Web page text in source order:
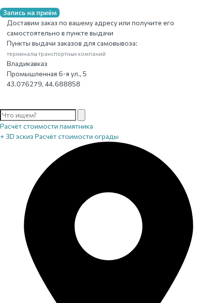
Запись на приём
Доставим заказ по вашему адресу или получите его
самостоятельно в пункте выдачи
Пункты выдачи заказов для самовывоза:
терминалы транспортных компаний
Владикавказ
Промышленная 6-я ул., 5
43.076279, 44.688858
Расчёт стоимости памятника
+ 3D эскиз Расчёт стоимости ограды